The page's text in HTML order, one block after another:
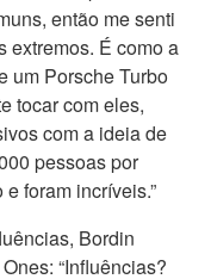
então me senti
extremos. É como a
um Porsche Turbo
tocar com eles,
com a ideia de
pessoas por
foram incríveis.”
Bordin
“Influências?